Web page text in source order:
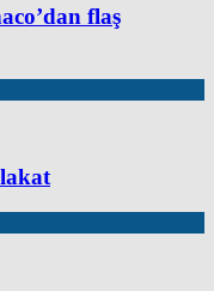
flaş